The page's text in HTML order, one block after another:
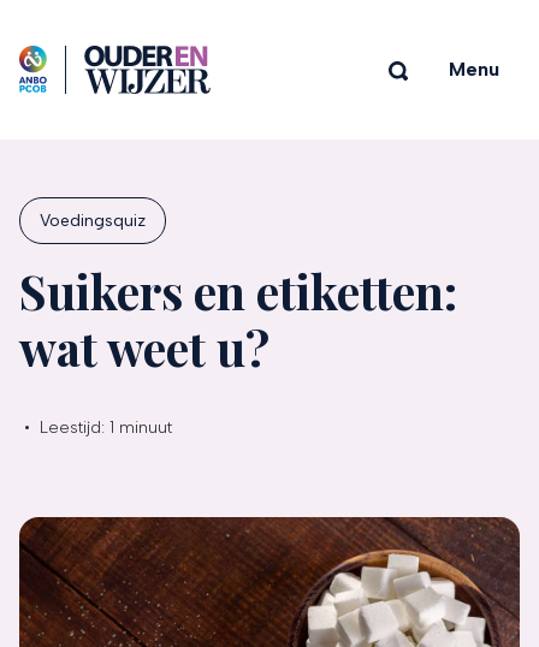
Menu
Voedingsquiz
Suikers en etiketten:
wat weet u?
• Leestijd: 1 minuut